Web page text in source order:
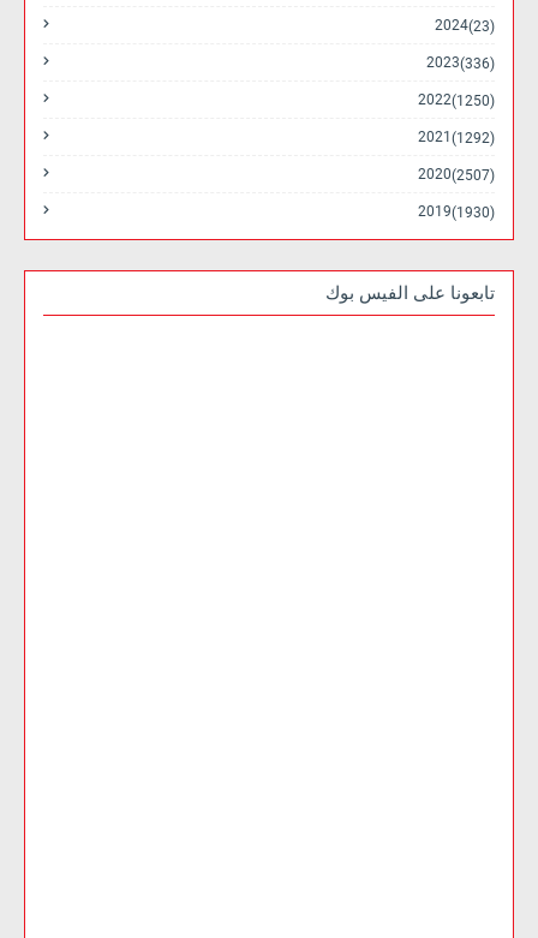
2024 (23)
2023 (336)
2022 (1250)
2021 (1292)
2020 (2507)
2019 (1930)
تابعونا على الفيس بوك